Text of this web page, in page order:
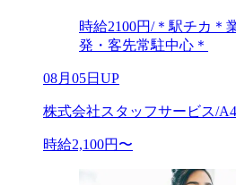
時給2100円/＊駅チカ＊
発・客先常駐中心＊
08月05日UP
株式会社スタッフサービス/
時給2,100円〜